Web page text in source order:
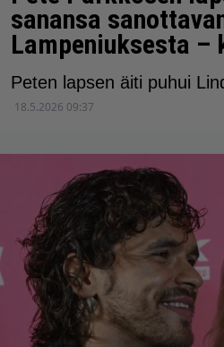
sanansa
Lampeniuksesta –
Peten lapsen äiti puhui
18.5.2026 09:37